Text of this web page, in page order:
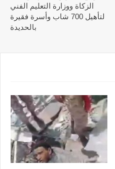
الزكاة ووزارة التعليم الفني
لتأهيل 700 شاب وأسرة فقيرة
بالحديدة